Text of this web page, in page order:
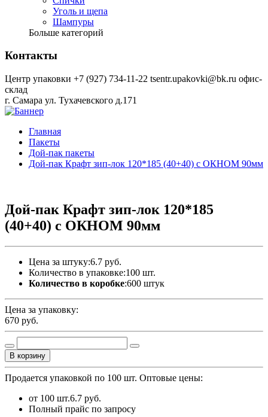
Уголь и щепа
Шампуры
Больше категорий
Контакты
Центр упаковки +7 (927) 734-11-22 tsentr.upakovki@bk.ru офис-
склад
г. Самара ул. Тухачевского д.171
Главная
Пакеты
Дой-пак пакеты
Дой-пак Крафт зип-лок 120*185 (40+40) с ОКНОМ 90мм
Дой-пак Крафт зип-лок 120*185
(40+40) с ОКНОМ 90мм
Цена за штуку:6.7 руб.
Количество в упаковке:100 шт.
Количество в коробке:600 штук
Цена за упаковку:
670 руб.
В корзину
Продается упаковкой по 100 шт. Оптовые цены:
от 100 шт.6.7 руб.
Полный прайс по запросу